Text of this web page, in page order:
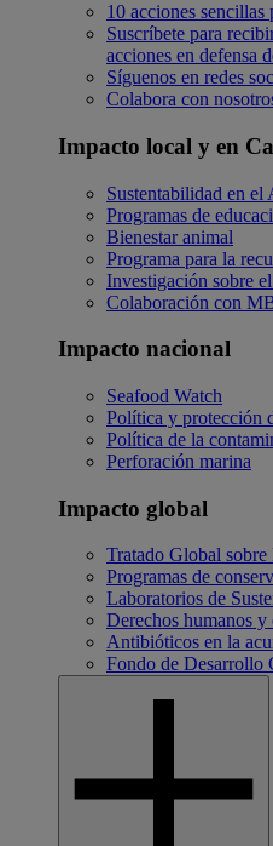
10 acciones sencillas
Suscríbete para
acciones en defensa
Síguenos en redes
Colabora con
Impacto local y en
Sustentabilidad en el
Programas de
Bienestar animal
Programa para la
Investigación sobre
Colaboración con
Impacto nacional
Seafood Watch
Política y protección
Política de la
Perforación marina
Impacto global
Tratado Global sobre
Programas de
Laboratorios de
Derechos humanos y
Antibióticos en la
Fondo de Desarrollo